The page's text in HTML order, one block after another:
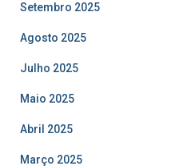
Setembro 2025
Agosto 2025
Julho 2025
Maio 2025
Abril 2025
Março 2025